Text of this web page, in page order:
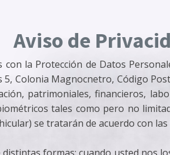
Aviso de
la Protección de Datos
Colonia Magnocnetro, Código
patrimoniales, financieros,
tales como pero no
se tratarán de acuerdo con